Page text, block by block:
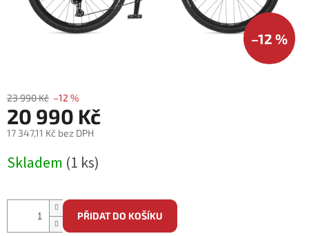
–12 %
23 990 Kč –12 %
20 990 Kč
17 347,11 Kč bez DPH
cena:
Skladem (1 ks)
PŘIDAT DO KOŠÍKU